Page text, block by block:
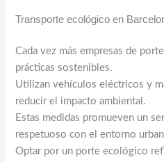
Transporte ecológico en
Cada vez más empresas de
prácticas sostenibles.
Utilizan vehículos eléctricos y
reducir el impacto ambiental.
Estas medidas promueven un
respetuoso con el entorno
Optar por un porte ecológico